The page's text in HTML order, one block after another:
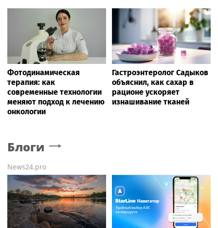
Фотодинамическая
терапия: как
современные технологии
меняют подход к лечению
онкологии
Гастроэнтеролог Садыков
объяснил, как сахар в
рационе ускоряет
изнашивание тканей
Блоги
News24.pro